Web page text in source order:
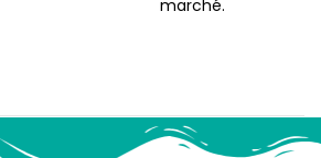
marché.